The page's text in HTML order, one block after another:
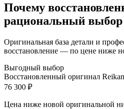
Почему
рациональный выбор
Оригинальная база детали и
восстановление — по цене ниже
Выгодный выбор
Восстановленный оригинал
76 300 ₽
Цена ниже новой оригинальной